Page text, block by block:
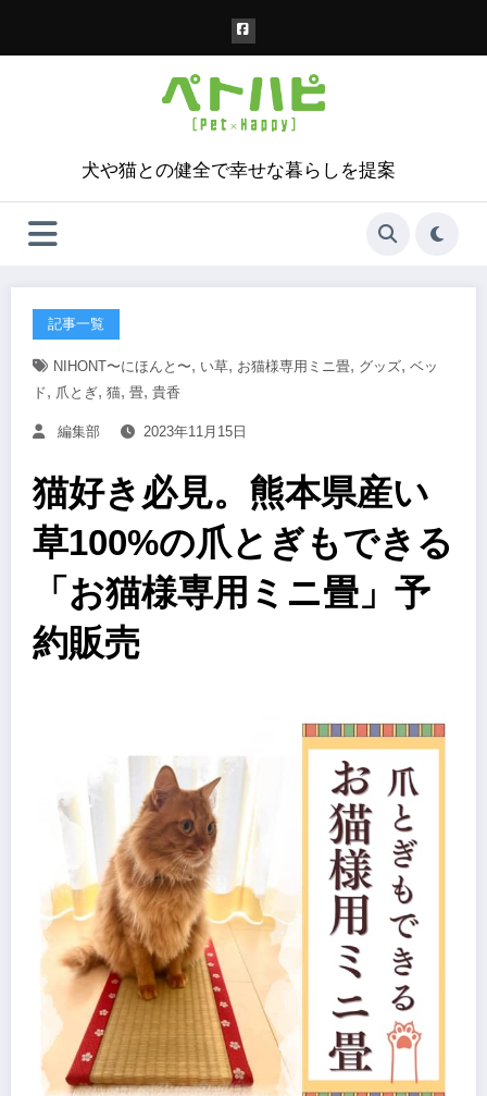
犬や猫との健全で幸せな暮らしを提案
記事一覧
NIHONT〜にほんと〜, い草, お猫様専用ミニ畳, グッズ, ベッ
ド, 爪とぎ, 猫, 畳, 貴香
編集部 2023年11月15日
猫好き必見。熊本県産い
草100%の爪とぎもできる
「お猫様専用ミニ畳」予
約販売